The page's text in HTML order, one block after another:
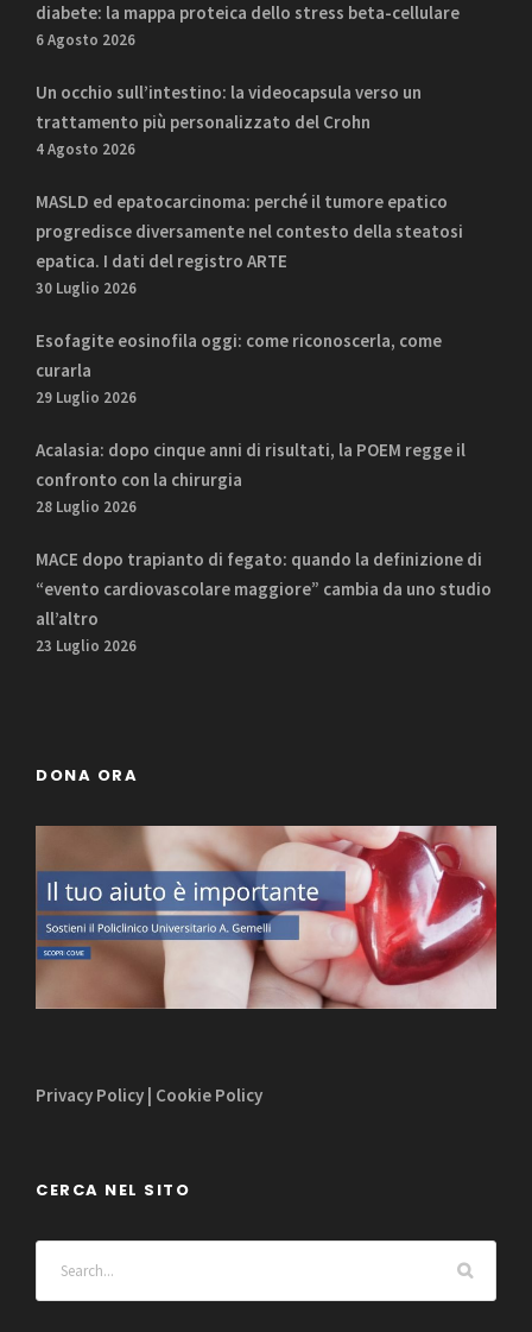
diabete: la mappa proteica dello stress beta-cellulare
6 Agosto 2026
Un occhio sull’intestino: la videocapsula verso un
trattamento più personalizzato del Crohn
4 Agosto 2026
MASLD ed epatocarcinoma: perché il tumore epatico
progredisce diversamente nel contesto della steatosi
epatica. I dati del registro ARTE
30 Luglio 2026
Esofagite eosinofila oggi: come riconoscerla, come
curarla
29 Luglio 2026
Acalasia: dopo cinque anni di risultati, la POEM regge il
confronto con la chirurgia
28 Luglio 2026
MACE dopo trapianto di fegato: quando la definizione di
“evento cardiovascolare maggiore” cambia da uno studio
all’altro
23 Luglio 2026
DONA ORA
Privacy Policy | Cookie Policy
CERCA NEL SITO